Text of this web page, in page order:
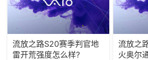
流放之路S20赛季判官地
雷开荒强度怎么样?
流放之
火奥尔